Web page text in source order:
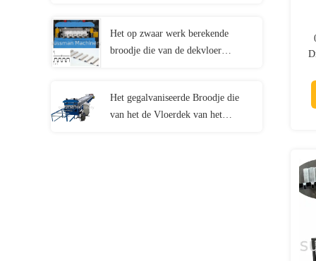
Het op zwaar werk berekende
broodje die van de dekvloer
Het gegalvaniseerde Broodje die
van het de Vloerdek van het